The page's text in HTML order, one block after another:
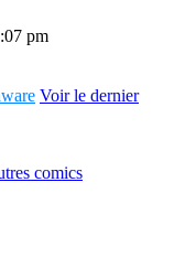
pm
Voir le dernier
comics